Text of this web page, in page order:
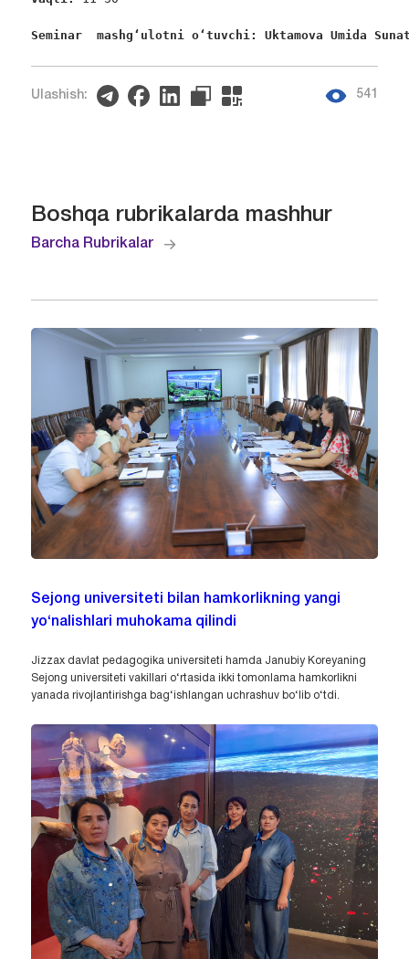
Seminar  mashgʻulotni oʻtuvchi: Uktamova Umida
Ulashish: 541
Boshqa rubrikalarda mashhur
Barcha Rubrikalar
Sejong universiteti bilan hamkorlikning yangi
yo‘nalishlari muhokama qilindi
Jizzax davlat pedagogika universiteti hamda Janubiy Koreyaning
Sejong universiteti vakillari o‘rtasida ikki tomonlama hamkorlikni
yanada rivojlantirishga bag‘ishlangan uchrashuv bo‘lib o‘tdi.